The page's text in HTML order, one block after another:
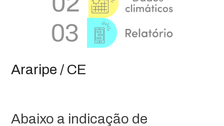
Araripe / CE
Abaixo a indicação de